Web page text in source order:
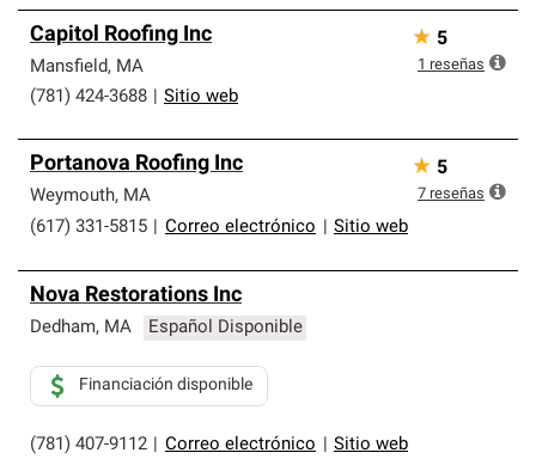
Capitol Roofing Inc
Mansfield, MA
(781) 424-3688
Sitio web
★ 5
1 reseñas
Portanova Roofing Inc
Weymouth, MA
(617) 331-5815
Correo electrónico Sitio web
★ 5
7 reseñas
Nova Restorations Inc
Dedham, MA Español Disponible
(781) 407-9112 Correo electrónico Sitio web
Financiación disponible